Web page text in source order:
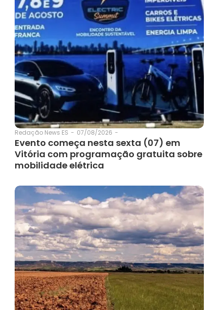
Redação News ES - 07/08/2026 -
Evento começa nesta sexta (07) em
Vitória com programação gratuita sobre
mobilidade elétrica